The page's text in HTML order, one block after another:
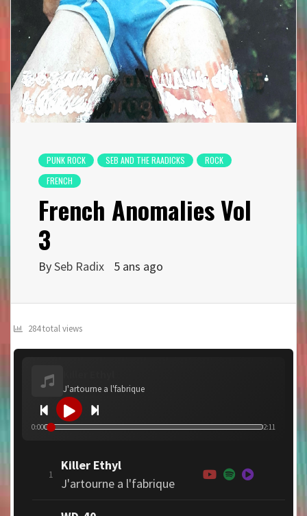
PUNK ROCK SEB AND THE RAADICKS
ROCK
FRENCH
French Anomalies Vol
3
BySeb Radix 5 ans ago
284 total views
J'artourne a l'fabrique
0:00 2:11
1
Killer Ethyl
J'artourne a l'fabrique